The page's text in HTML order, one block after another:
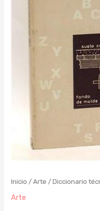
Inicio /Arte / Diccionario
Arte
cantidad